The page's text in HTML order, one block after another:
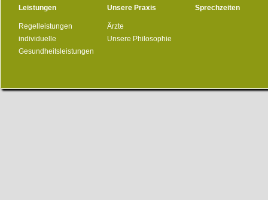
Leistungen
Regelleistungen
individuelle
Gesundheitsleistungen
Unsere Praxis
Ärzte
Unsere Philosophie
Sprechzeiten